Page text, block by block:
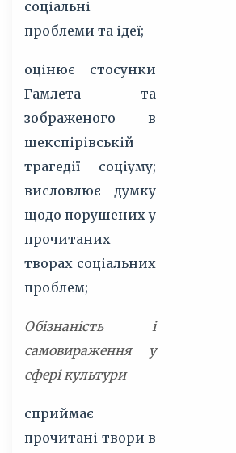
соціальні
проблеми та ідеї;
оцінює стосунки
Гамлета та
зображеного в
шекспірівській
трагедії соціуму;
висловлює думку
щодо порушених у
прочитаних
творах соціальних
проблем;
Обізнаність і
самовираження у
сфері культури
сприймає
прочитані твори в